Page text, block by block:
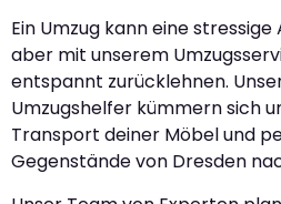
Ein Umzug kann eine
aber mit unserem
entspannt zurücklehnen.
Umzugshelfer kümmern sich
Transport deiner Möbel und
Gegenstände von Dresden